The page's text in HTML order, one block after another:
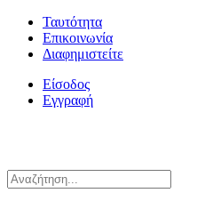
Ταυτότητα
Επικοινωνία
Διαφημιστείτε
Είσοδος
Εγγραφή